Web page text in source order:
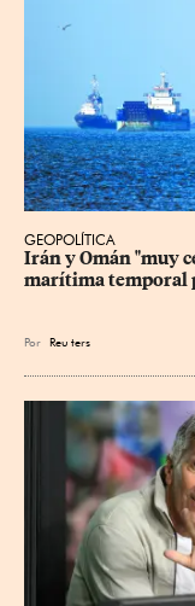
GEOPOLÍTICA
Irán y Omán "muy
marítima temporal
Por Reu ters